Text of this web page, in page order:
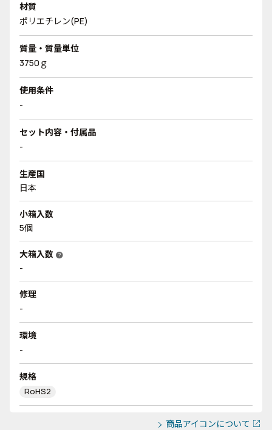
材質
ポリエチレン(PE)
質量・質量単位
3750ｇ
使用条件
-
セット内容・付属品
-
生産国
日本
小箱入数
5個
大箱入数 help
-
修理
-
環境
-
規格
RoHS2
商品アイコンについて